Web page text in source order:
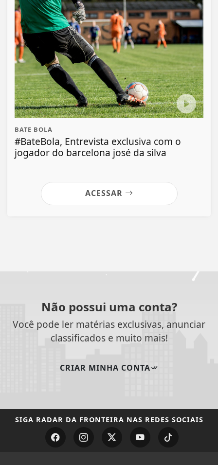
BATE BOLA
#BateBola, Entrevista exclusiva com o
jogador do barcelona josé da silva
ACESSAR
Não possui uma conta?
Você pode ler matérias exclusivas, anunciar
classificados e muito mais!
CRIAR MINHA CONTA
SIGA RADAR DA FRONTEIRA NAS REDES SOCIAIS